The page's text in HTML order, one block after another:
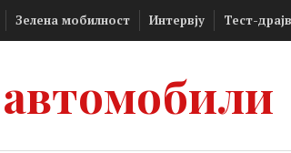
Зелена мобилност Интервју Тест-драјв